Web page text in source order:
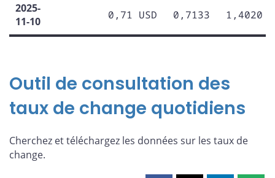
2025-
11-10
0,71 USD 0,7133 1,4020
Outil de consultation des
taux de change quotidiens
Cherchez et téléchargez les données sur les taux de
change.